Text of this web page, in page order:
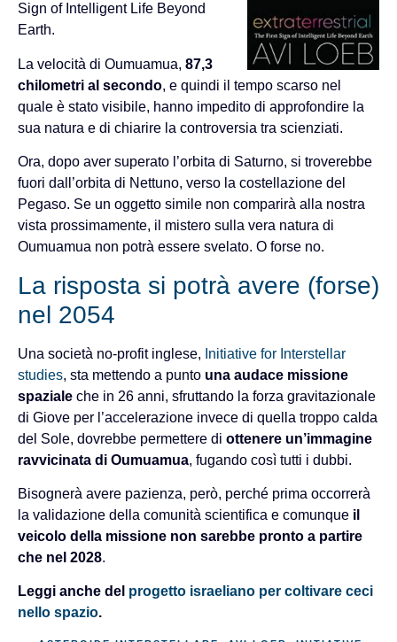
Sign of Intelligent Life Beyond
Earth.
La velocità di Oumuamua, 87,3
chilometri al secondo, e quindi il tempo scarso nel
quale è stato visibile, hanno impedito di approfondire la
sua natura e di chiarire la controversia tra scienziati.
Ora, dopo aver superato l’orbita di Saturno, si troverebbe
fuori dall’orbita di Nettuno, verso la costellazione del
Pegaso. Se un oggetto simile non comparirà alla nostra
vista prossimamente, il mistero sulla vera natura di
Oumuamua non potrà essere svelato. O forse no.
La risposta si potrà avere (forse)
nel 2054
Una società no-profit inglese, Initiative for Interstellar
studies, sta mettendo a punto una audace missione
spaziale che in 26 anni, sfruttando la forza gravitazionale
di Giove per l’accelerazione invece di quella troppo calda
del Sole, dovrebbe permettere di ottenere un’immagine
ravvicinata di Oumuamua, fugando così tutti i dubbi.
Bisognerà avere pazienza, però, perché prima occorrerà
la validazione della comunità scientifica e comunque il
veicolo della missione non sarebbe pronto a partire
che nel 2028.
Leggi anche del progetto israeliano per coltivare ceci
nello spazio.